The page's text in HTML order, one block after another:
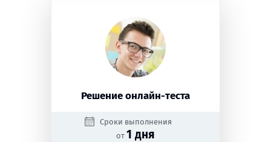
Решение онлайн-теста
Сроки выполнения
от 1 дня